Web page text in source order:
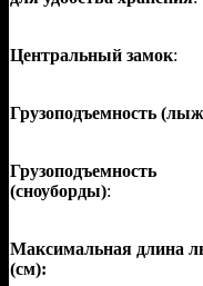
Центральный замок:
Грузоподъемность
Грузоподъемность
(сноуборды):
Максимальная длина
(см):